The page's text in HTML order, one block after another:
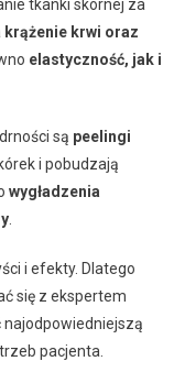
tkanki skórnej za
krążenie krwi oraz
elastyczność, jak i
są peelingi
i pobudzają
wygładzenia
.
i efekty. Dlatego
się z ekspertem
pacjenta.